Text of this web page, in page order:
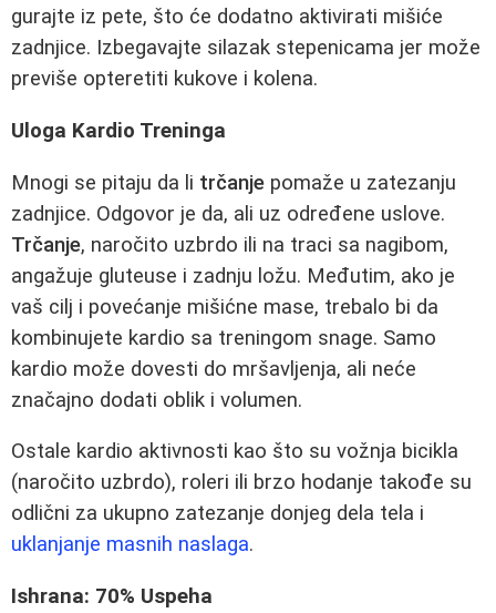
gurajte iz pete, što će dodatno aktivirati mišiće
zadnjice. Izbegavajte silazak stepenicama jer može
previše opteretiti kukove i kolena.
Uloga Kardio Treninga
Mnogi se pitaju da li trčanje pomaže u zatezanju
zadnjice. Odgovor je da, ali uz određene uslove.
Trčanje, naročito uzbrdo ili na traci sa nagibom,
angažuje gluteuse i zadnju ložu. Međutim, ako je
vaš cilj i povećanje mišićne mase, trebalo bi da
kombinujete kardio sa treningom snage. Samo
kardio može dovesti do mršavljenja, ali neće
značajno dodati oblik i volumen.
Ostale kardio aktivnosti kao što su vožnja bicikla
(naročito uzbrdo), roleri ili brzo hodanje takođe su
odlični za ukupno zatezanje donjeg dela tela i
uklanjanje masnih naslaga.
Ishrana: 70% Uspeha